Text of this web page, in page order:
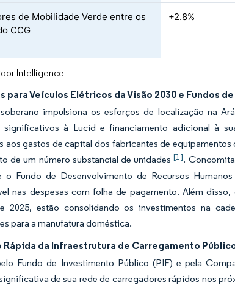
de Mobilidade Verde entre os
CCG
+2.8%
Intelligence
para Veículos Elétricos da Visão 2030 e Fundos
impulsiona os esforços de localização na
significativos à Lucid e financiamento adicional à
aos gastos de capital dos fabricantes de
de um número substancial de unidades[1].
o Fundo de Desenvolvimento de Recursos
nas despesas com folha de pagamento. Além
2025, estão consolidando os investimentos na
para a manufatura doméstica.
Rápida da Infraestrutura de Carregamento
Fundo de Investimento Público (PIF) e pela
de sua rede de carregadores rápidos nos